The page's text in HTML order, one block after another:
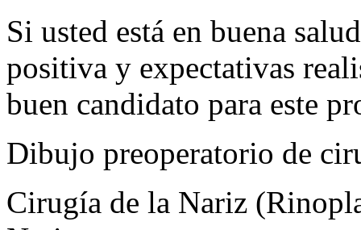
Si usted está en buena
positiva y expectativas
buen candidato para este
Dibujo preoperatorio de
Cirugía de la Nariz